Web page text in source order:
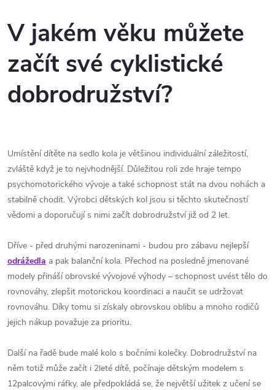
V jakém věku můžete
začít své cyklistické
dobrodružství?
Umístění dítěte na sedlo kola je většinou individuální záležitostí,
zvláště když je to nejvhodnější. Důležitou roli zde hraje tempo
psychomotorického vývoje a také schopnost stát na dvou nohách a
stabilně chodit. Výrobci dětských kol jsou si těchto skutečností
vědomi a doporučují s nimi začít dobrodružství již od 2 let.
Dříve - před druhými narozeninami - budou pro zábavu nejlepší
odrážedla a pak balanční kola. Přechod na posledně jmenované
modely přináší obrovské vývojové výhody – schopnost uvést tělo do
rovnováhy, zlepšit motorickou koordinaci a naučit se udržovat
rovnováhu. Díky tomu si získaly obrovskou oblibu a mnoho rodičů
jejich nákup považuje za prioritu.
Další na řadě bude malé kolo s bočními kolečky. Dobrodružství na
něm totiž může začít i 2leté dítě, počínaje dětským modelem s
12palcovými ráfky, ale předpokládá se, že největší užitek z učení se